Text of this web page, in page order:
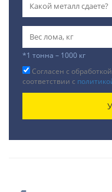
*1 тонна – 1000 кг
Согласен с
соответствии с